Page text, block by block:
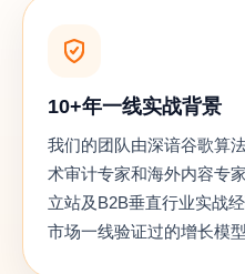
10+年一线实战背景
我们的团队由深谙谷歌算
术审计专家和海外内容专
立站及B2B垂直行业实战
市场一线验证过的增长模